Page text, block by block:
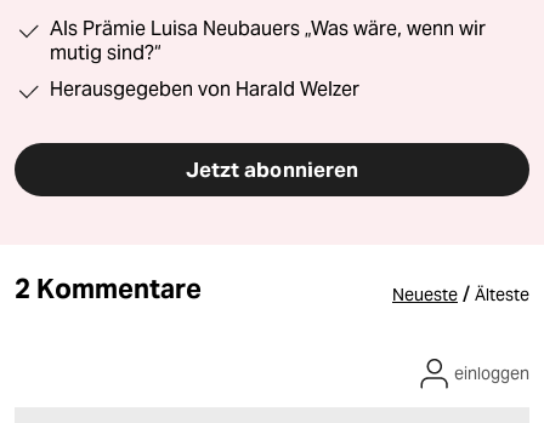
Als Prämie Luisa Neubauers „Was wäre, wenn wir
mutig sind?“
Herausgegeben von Harald Welzer
Jetzt abonnieren
2 Kommentare Neueste / Älteste
einloggen